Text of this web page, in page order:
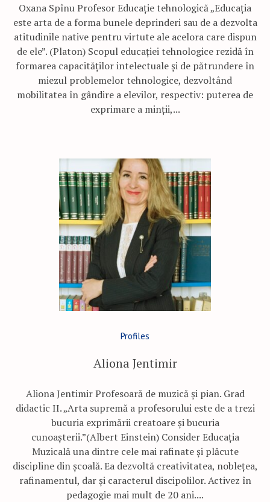
Oxana Spînu Profesor Educație tehnologică „Educaţia
este arta de a forma bunele deprinderi sau de a dezvolta
atitudinile native pentru virtute ale acelora care dispun
de ele”. (Platon) Scopul educaţiei tehnologice rezidă în
formarea capacităţilor intelectuale și de pătrundere în
miezul problemelor tehnologice, dezvoltând
mobilitatea în gândire a elevilor, respectiv: puterea de
exprimare a minţii,...
Profiles
Aliona Jentimir
Aliona Jentimir Profesoară de muzică și pian. Grad
didactic II. „Arta supremă a profesorului este de a trezi
bucuria exprimării creatoare și bucuria
cunoașterii.”(Albert Einstein) Consider Educația
Muzicală una dintre cele mai rafinate și plăcute
discipline din școală. Ea dezvoltă creativitatea, noblețea,
rafinamentul, dar și caracterul discipolilor. Activez în
pedagogie mai mult de 20 ani....